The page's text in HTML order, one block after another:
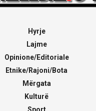
Hyrje
Lajme
Opinione/Editoriale
Etnike/Rajoni/Bota
Mërgata
Kulturë
Sport